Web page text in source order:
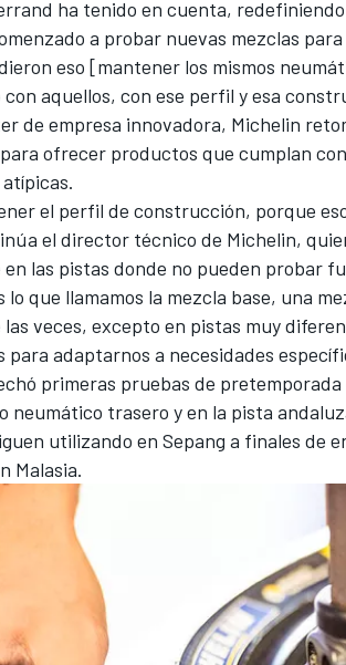
ha tenido en cuenta,
a probar nuevas mezclas
eso [mantener los mismos
aquellos, con ese perfil y esa
de empresa innovadora, Michelin
ofrecer productos que cumplan
el perfil de construcción, porque
el director técnico de Michelin,
las pistas donde no pueden probar
lo que llamamos la mezcla base, una
veces, excepto en pistas muy
para adaptarnos a necesidades
primeras pruebas de
neumático trasero y en la pista
utilizando en Sepang a finales de
Malasia.